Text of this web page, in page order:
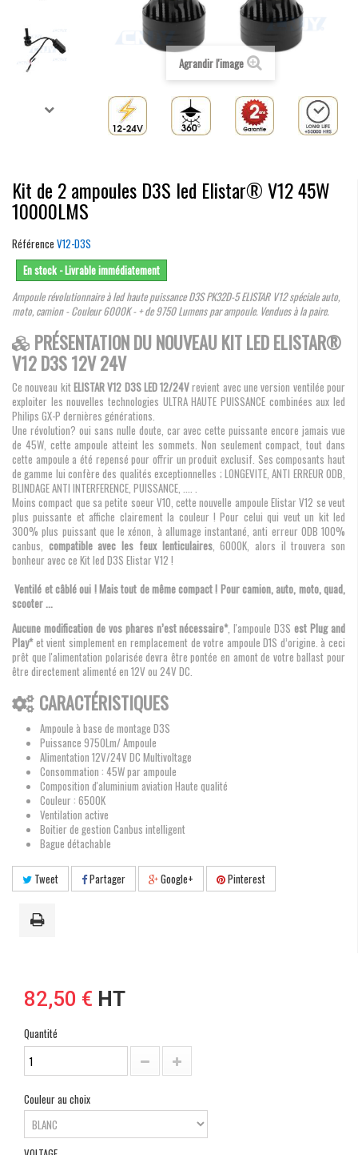
Agrandir l'image
Kit de 2 ampoules D3S led Elistar® V12 45W
10000LMS
Référence V12-D3S
En stock - Livrable immédiatement
Ampoule révolutionnaire à led haute puissance D3S PK32D-5 ELISTAR V12 spéciale auto,
moto, camion - Couleur 6000K - + de 9750 Lumens par ampoule. Vendues à la paire.
PRÉSENTATION DU NOUVEAU KIT LED ELISTAR®
V12 D3S 12V 24V
Ce nouveau kit ELISTAR V12 D3S LED 12/24Vrevient avec une version ventilée pour
exploiter les nouvelles technologies ULTRA HAUTE PUISSANCE combinées aux led
Philips GX-P dernières générations.
Une révolution? oui sans nulle doute, car avec cette puissante encore jamais vue
de 45W, cette ampoule atteint les sommets. Non seulement compact, tout dans
cette ampoule a été repensé pour offrir un produit exclusif. Ses composants haut
de gamme lui confère des qualités exceptionnelles ; LONGEVITE, ANTI ERREUR ODB,
BLINDAGE ANTI INTERFERENCE, PUISSANCE, .... .
Moins compact que sa petite soeur V10, cette nouvelle ampoule Elistar V12 se veut
plus puissante et affiche clairement la couleur ! Pour celui qui veut un kit led
300% plus puissant que le xénon, à allumage instantané, anti erreur ODB 100%
canbus, compatible avec les feux lenticulaires, 6000K, alors il trouvera son
bonheur avec ce Kit led D3S Elistar V12 !
Ventilé et câblé oui ! Mais tout de même compact ! Pour camion, auto, moto, quad,
scooter ...
Aucune modification de vos phares n’est nécessaire*, l'ampoule D3S est Plug and
Play*et vient simplement en remplacement de votre ampoule D1S d’origine. à ceci
prêt que l'alimentation polarisée devra être pontée en amont de votre ballast pour
être directement alimenté en 12V ou 24V DC.
CARACTÉRISTIQUES
Ampoule à base de montage D3S
Puissance 9750Lm/ Ampoule
Alimentation 12V/24V DC Multivoltage
Consommation : 45W par ampoule
Composition d'aluminium aviation Haute qualité
Couleur : 6500K
Ventilation active
Boitier de gestion Canbus intelligent
Bague détachable
Tweet Partager Google+ Pinterest
82,50 € HT
Quantité
Couleur au choix